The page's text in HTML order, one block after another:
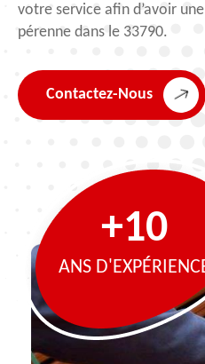
votre service afin d’avoir
pérenne dans le 33790.
Contactez-Nous
+10
ANS